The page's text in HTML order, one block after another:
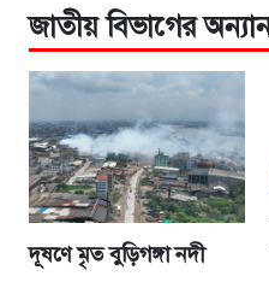
জাতীয় বিভাগের
দূষণে মৃত বুড়িগঙ্গা নদী